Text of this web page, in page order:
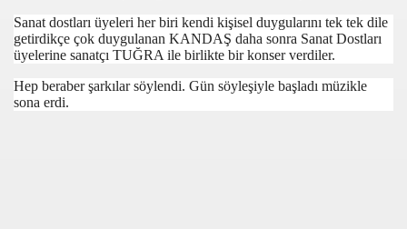
Sanat dostları üyeleri her biri kendi kişisel duygularını tek tek dile
getirdikçe çok duygulanan KANDAŞ daha sonra Sanat Dostları
üyelerine sanatçı TUĞRA ile birlikte bir konser verdiler.
Hep beraber şarkılar söylendi. Gün söyleşiyle başladı müzikle
sona erdi.